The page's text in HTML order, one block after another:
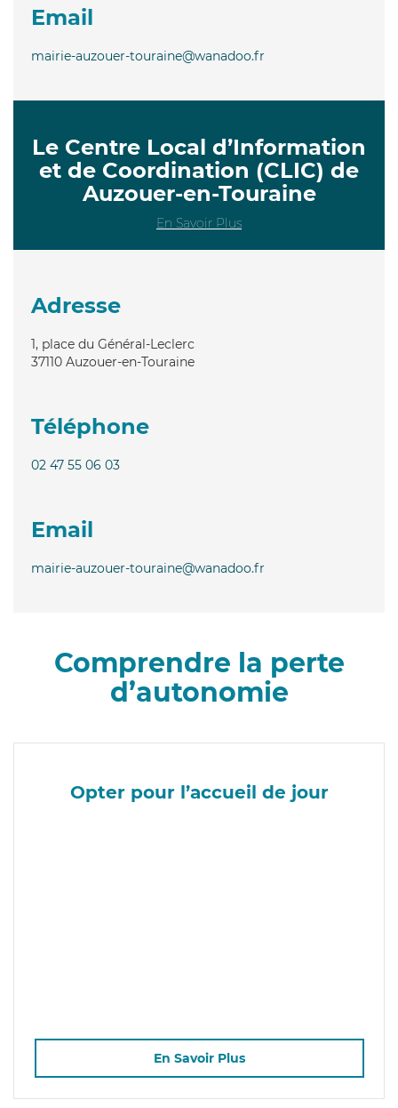
Email
mairie-auzouer-touraine@wanadoo.fr
Le Centre Local d’Information
et de Coordination (CLIC) de
Auzouer-en-Touraine
En Savoir Plus
Adresse
1, place du Général-Leclerc
37110 Auzouer-en-Touraine
Téléphone
02 47 55 06 03
Email
mairie-auzouer-touraine@wanadoo.fr
Comprendre la perte
d’autonomie
Opter pour l’accueil de jour
En Savoir Plus